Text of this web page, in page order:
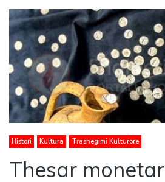
Blogu i ShqiperiaCom
Histori Kultura Trashegimi Kulturore
Thesar monetar